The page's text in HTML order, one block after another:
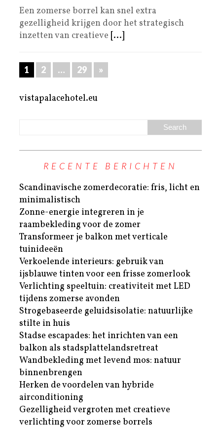
Een zomerse borrel kan snel extra
gezelligheid krijgen door het strategisch
inzetten van creatieve [...]
1 2 … 29 »
vistapalacehotel.eu
RECENTE BERICHTEN
Scandinavische zomerdecoratie: fris, licht en
minimalistisch
Zonne-energie integreren in je
raambekleding voor de zomer
Transformeer je balkon met verticale
tuinideeën
Verkoelende interieurs: gebruik van
ijsblauwe tinten voor een frisse zomerlook
Verlichting speeltuin: creativiteit met LED
tijdens zomerse avonden
Strogebaseerde geluidsisolatie: natuurlijke
stilte in huis
Stadse escapades: het inrichten van een
balkon als stadsplattelandsretreat
Wandbekleding met levend mos: natuur
binnenbrengen
Herken de voordelen van hybride
airconditioning
Gezelligheid vergroten met creatieve
verlichting voor zomerse borrels